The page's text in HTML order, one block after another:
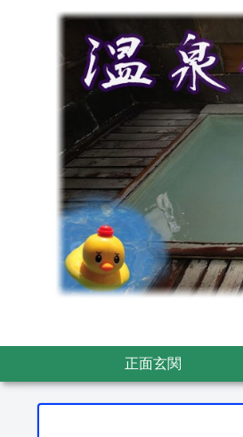
正面玄関